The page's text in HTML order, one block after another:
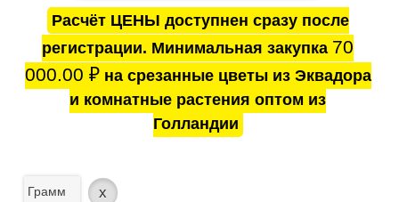
Расчёт ЦЕНЫ доступнен сразу после
регистрации. Минимальная закупка 70
000.00 ₽на срезанные цветы из Эквадора
и комнатные растения оптом из
Голландии
Грамм x